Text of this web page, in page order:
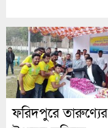
ফরিদপুরে তারুণ্যের